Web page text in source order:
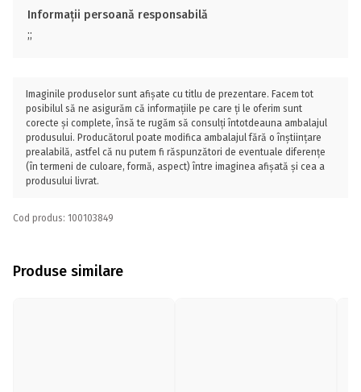
Informații persoană responsabilă
;;
Imaginile produselor sunt afișate cu titlu de prezentare. Facem tot
posibilul să ne asigurăm că informațiile pe care ți le oferim sunt
corecte și complete, însă te rugăm să consulți întotdeauna ambalajul
produsului. Producătorul poate modifica ambalajul fără o înștiințare
prealabilă, astfel că nu putem fi răspunzători de eventuale diferențe
(în termeni de culoare, formă, aspect) între imaginea afișată și cea a
produsului livrat.
Cod produs: 100103849
Produse similare